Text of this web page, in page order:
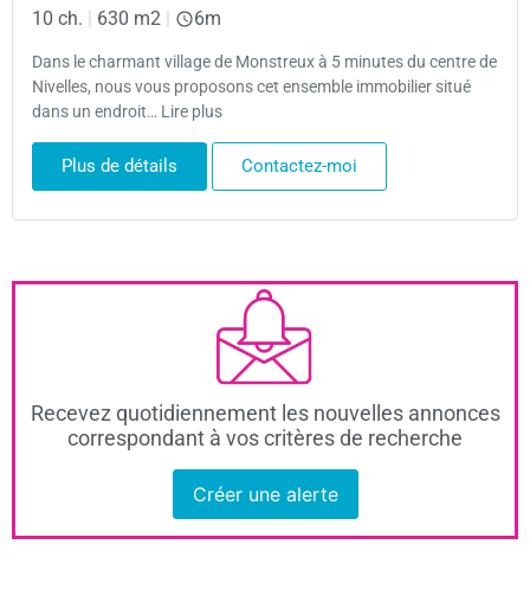
10 ch. | 630 m2 | 6m
Dans le charmant village de Monstreux à 5 minutes du centre de
Nivelles, nous vous proposons cet ensemble immobilier situé
dans un endroit… Lire plus
Plus de détails Contactez-moi
Recevez quotidiennement les nouvelles annonces
correspondant à vos critères de recherche
Créer une alerte